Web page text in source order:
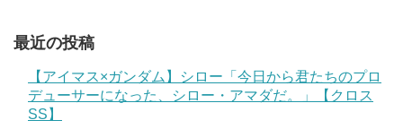
最近の投稿
【アイマス×ガンダム】シロー「今日から君たちのプロ
デューサーになった、シロー・アマダだ。」【クロス
SS】